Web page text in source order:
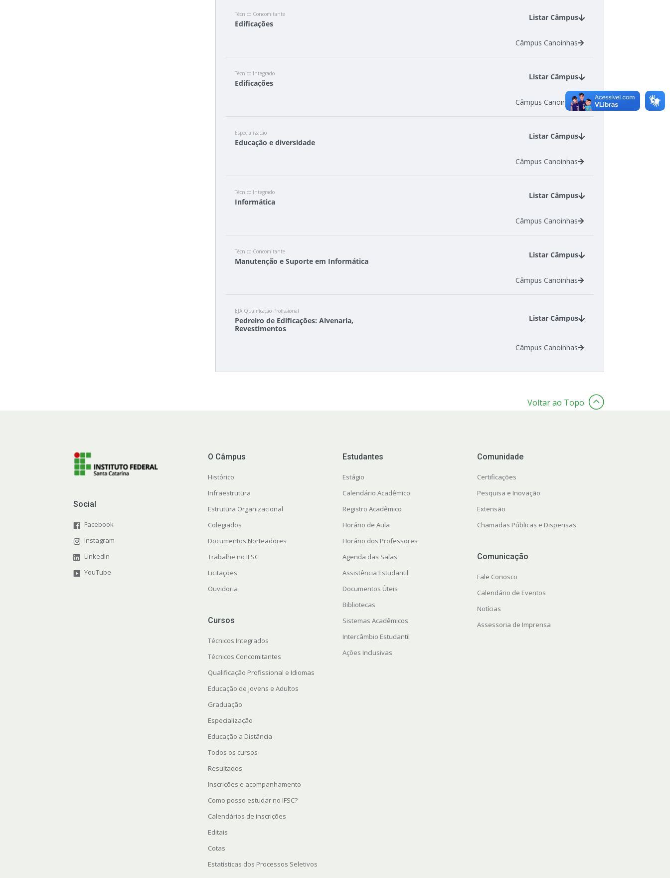
Técnico Concomitante
Edificações
Listar Câmpus
Câmpus Canoinhas
Técnico Integrado
Edificações
Listar Câmpus
Câmpus Canoinhas
Especialização
Educação e diversidade
Listar Câmpus
Câmpus Canoinhas
Técnico Integrado
Informática
Listar Câmpus
Câmpus Canoinhas
Técnico Concomitante
Manutenção e Suporte em Informática
Listar Câmpus
Câmpus Canoinhas
EJA Qualificação Profissional
Pedreiro de Edificações: Alvenaria,
Revestimentos
Listar Câmpus
Câmpus Canoinhas
Voltar ao Topo
Social
Facebook
Instagram
LinkedIn
YouTube
O Câmpus
Histórico
Infraestrutura
Estrutura Organizacional
Colegiados
Documentos Norteadores
Trabalhe no IFSC
Licitações
Ouvidoria
Cursos
Técnicos Integrados
Técnicos Concomitantes
Qualificação Profissional e Idiomas
Educação de Jovens e Adultos
Graduação
Especialização
Educação a Distância
Todos os cursos
Resultados
Inscrições e acompanhamento
Como posso estudar no IFSC?
Calendários de inscrições
Editais
Cotas
Estatísticas dos Processos Seletivos
Estudantes
Estágio
Calendário Acadêmico
Registro Acadêmico
Horário de Aula
Horário dos Professores
Agenda das Salas
Assistência Estudantil
Documentos Úteis
Bibliotecas
Sistemas Acadêmicos
Intercâmbio Estudantil
Ações Inclusivas
Comunidade
Certificações
Pesquisa e Inovação
Extensão
Chamadas Públicas e Dispensas
Comunicação
Fale Conosco
Calendário de Eventos
Notícias
Assessoria de Imprensa